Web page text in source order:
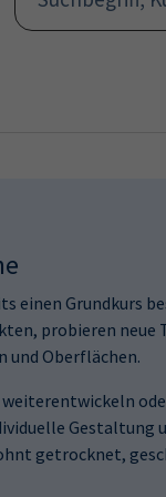
einen Grundkurs
probieren neue
und Oberflächen.
weiterentwickeln
Gestaltung
getrocknet,